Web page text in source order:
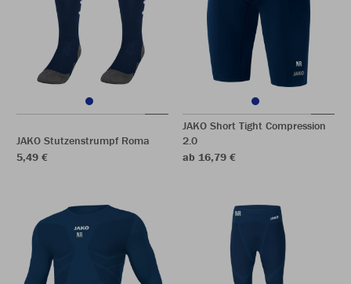
JAKO Stutzenstrumpf Roma
5,49 €
JAKO Short Tight Compression
2.0
ab 16,79 €